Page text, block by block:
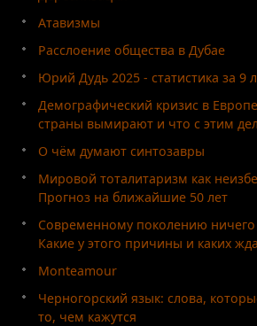
Атавизмы
Расслоение общества в Дубае
Юрий Дудь 2025 - статистика за 9
Демографический кризис в
страны вымирают и что с этим
О чём думают синтозавры
Мировой тоталитаризм как
Прогноз на ближайшие 50 лет
Современному поколению ничего
Какие у этого причины и каких
Monteamour
Черногорский язык: слова,
то, чем кажутся